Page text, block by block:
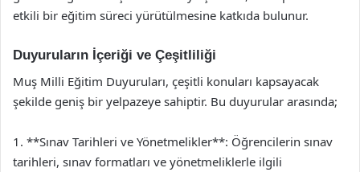
etkili bir eğitim süreci yürütülmesine katkıda bulunur.
Duyuruların İçeriği ve Çeşitliliği
Muş Milli Eğitim Duyuruları, çeşitli konuları kapsayacak
şekilde geniş bir yelpazeye sahiptir. Bu duyurular arasında;
1. **Sınav Tarihleri ve Yönetmelikler**: Öğrencilerin sınav
tarihleri, sınav formatları ve yönetmeliklerle ilgili